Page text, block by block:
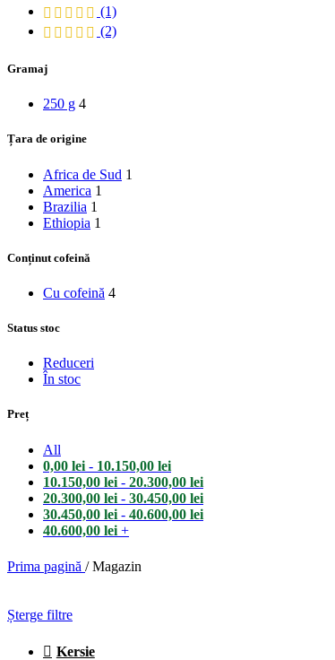
(1)
(2)
Gramaj
250 g 4
Țara de origine
Africa de Sud 1
America 1
Brazilia 1
Ethiopia 1
Conținut cofeină
Cu cofeină 4
Status stoc
Reduceri
În stoc
Preț
All
0,00 lei - 10.150,00 lei
10.150,00 lei - 20.300,00 lei
20.300,00 lei - 30.450,00 lei
30.450,00 lei - 40.600,00 lei
40.600,00 lei +
Prima pagină / Magazin
Șterge filtre
Kersie